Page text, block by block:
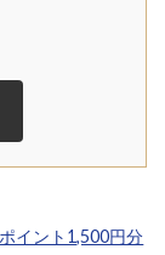
イント1,500円分